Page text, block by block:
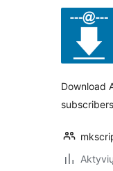
Download